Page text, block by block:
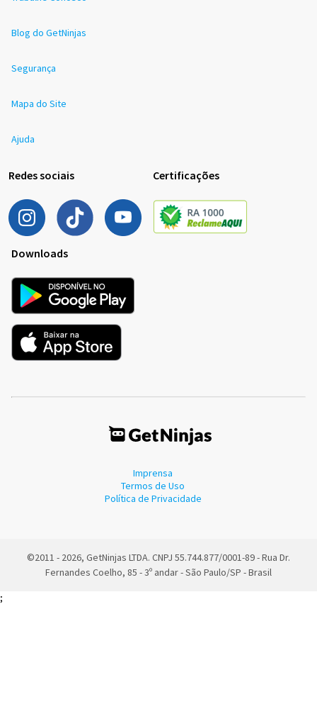
Blog do GetNinjas
Segurança
Mapa do Site
Ajuda
Redes sociais Certificações
Downloads
Imprensa
Termos de Uso
Política de Privacidade
©2011 - 2026, GetNinjas LTDA. CNPJ 55.744.877/0001-89 - Rua Dr.
Fernandes Coelho, 85 - 3º andar - São Paulo/SP - Brasil
;